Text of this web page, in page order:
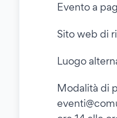
Evento a
Sito web di
Luogo
Modalità di